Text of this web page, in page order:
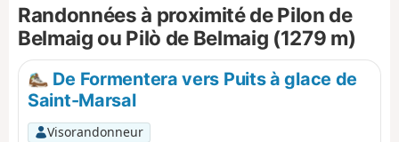
Randonnées à proximité de Pilon de
Belmaig ou Pilò de Belmaig (1279 m)
De Formentera vers Puits à glace de
Saint-Marsal
Visorandonneur